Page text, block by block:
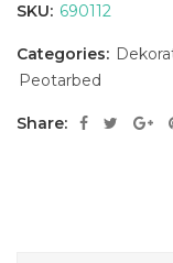
SKU: 690112
Categories:
Peotarbed
Share: